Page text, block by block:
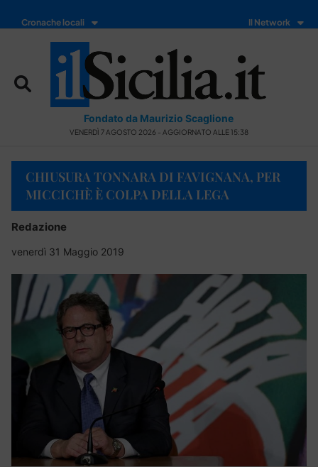
Cronache locali Il Network
Fondato da Maurizio Scaglione
VENERDÌ 7 AGOSTO 2026 - AGGIORNATO ALLE 15:38
CHIUSURA TONNARA DI FAVIGNANA, PER
MICCICHÈ È COLPA DELLA LEGA
Redazione
venerdì 31 Maggio 2019